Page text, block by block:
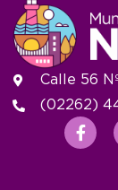
Calle 56
(02262)